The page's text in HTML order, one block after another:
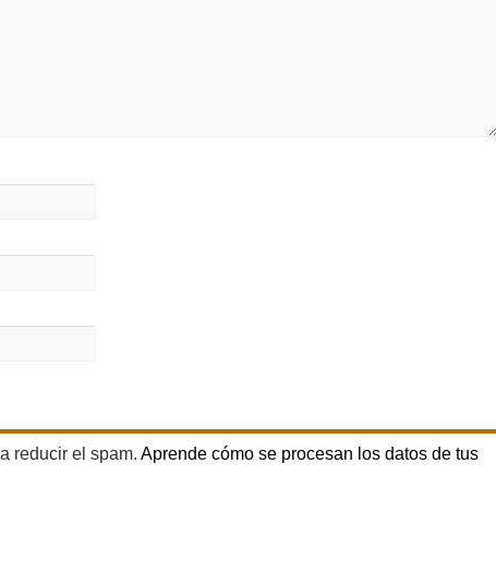
reducir el spam. Aprende cómo se procesan los datos de tus